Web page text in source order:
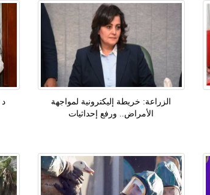
الزراعة: خريطة إليكترونية لمواجهة
الأمراض.. ورفع إحداثيات